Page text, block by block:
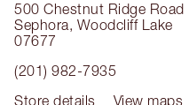
500 Chestnut Ridge Road
Sephora, Woodcliff Lake
07677
(201) 982-7935
Store details
View maps